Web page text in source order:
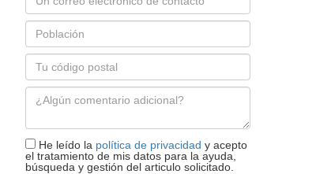
electrónico
Población
Código
postal
Mensaje
He leído la política de privacidad y acepto
el tratamiento de mis datos para la ayuda,
búsqueda y gestión del articulo solicitado.